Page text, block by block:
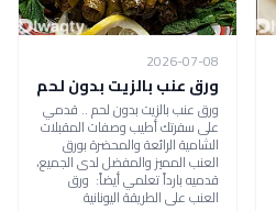
2026-07-08
ورق عنب بالزيت بدون لحم
ورق عنب بالزيت بدون لحم .. قدمي
على سفرتك أطيب وصفات المقبلات
الشامية الرائعة والمحضرة بورق
العنب المميز والمفضل لدى الجميع،
قدميه بارداً تعلمي أيضاً: ورق
العنب على الطريقة اليونانية